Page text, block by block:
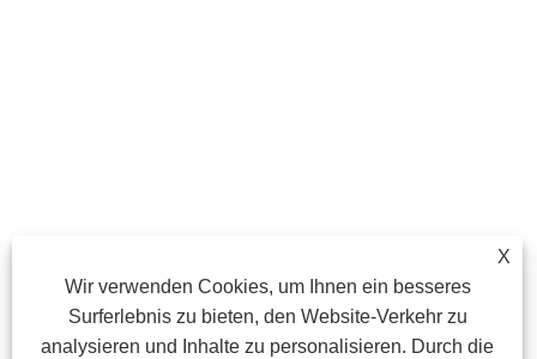
X
Wir verwenden Cookies, um Ihnen ein besseres
Surferlebnis zu bieten, den Website-Verkehr zu
analysieren und Inhalte zu personalisieren. Durch die